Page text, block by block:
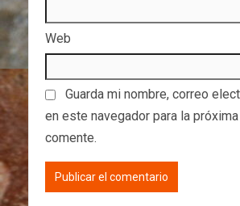
Web
Guarda mi nombre, correo
en este navegador para la
comente.